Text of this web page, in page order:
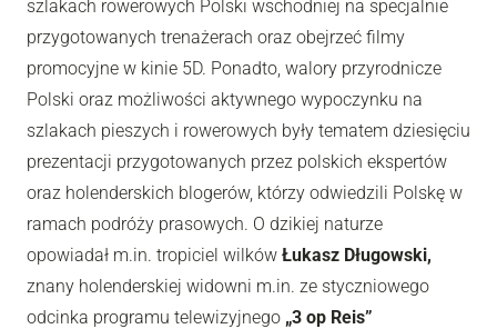
szlakach rowerowych Polski wschodniej na specjalnie
przygotowanych trenażerach oraz obejrzeć filmy
promocyjne w kinie 5D. Ponadto, walory przyrodnicze
Polski oraz możliwości aktywnego wypoczynku na
szlakach pieszych i rowerowych były tematem dziesięciu
prezentacji przygotowanych przez polskich ekspertów
oraz holenderskich blogerów, którzy odwiedzili Polskę w
ramach podróży prasowych. O dzikiej naturze
opowiadał m.in. tropiciel wilków Łukasz Długowski,
znany holenderskiej widowni m.in. ze styczniowego
odcinka programu telewizyjnego „3 op Reis”